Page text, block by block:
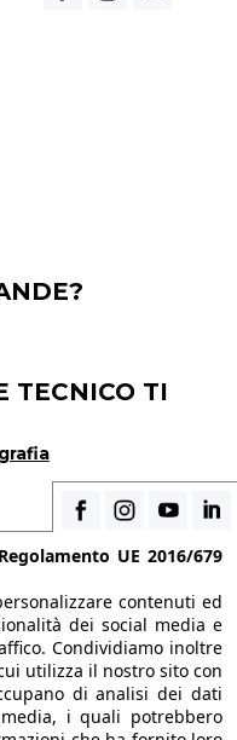
TECNICO TI
studente di IIF
srl, Via
| Tel 02/58107623
|
UE 2016/679
contenuti ed
dei social media e
Condividiamo inoltre
utilizza il nostro sito con
di analisi dei dati
i quali potrebbero